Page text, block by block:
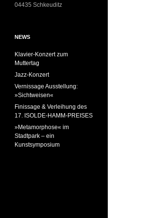
04435 Schkeuditz
NEWS
Klavier-Konzert zum
Muttertag
Jazz-Konzert
Vernissage Ausstellung:
»Sichtweisen«
Finissage & Verleihung des
17. ISOLDE-HAMM-PREISES
»Metamorphose« im
Stadtpark – ein
Kunstsymposium